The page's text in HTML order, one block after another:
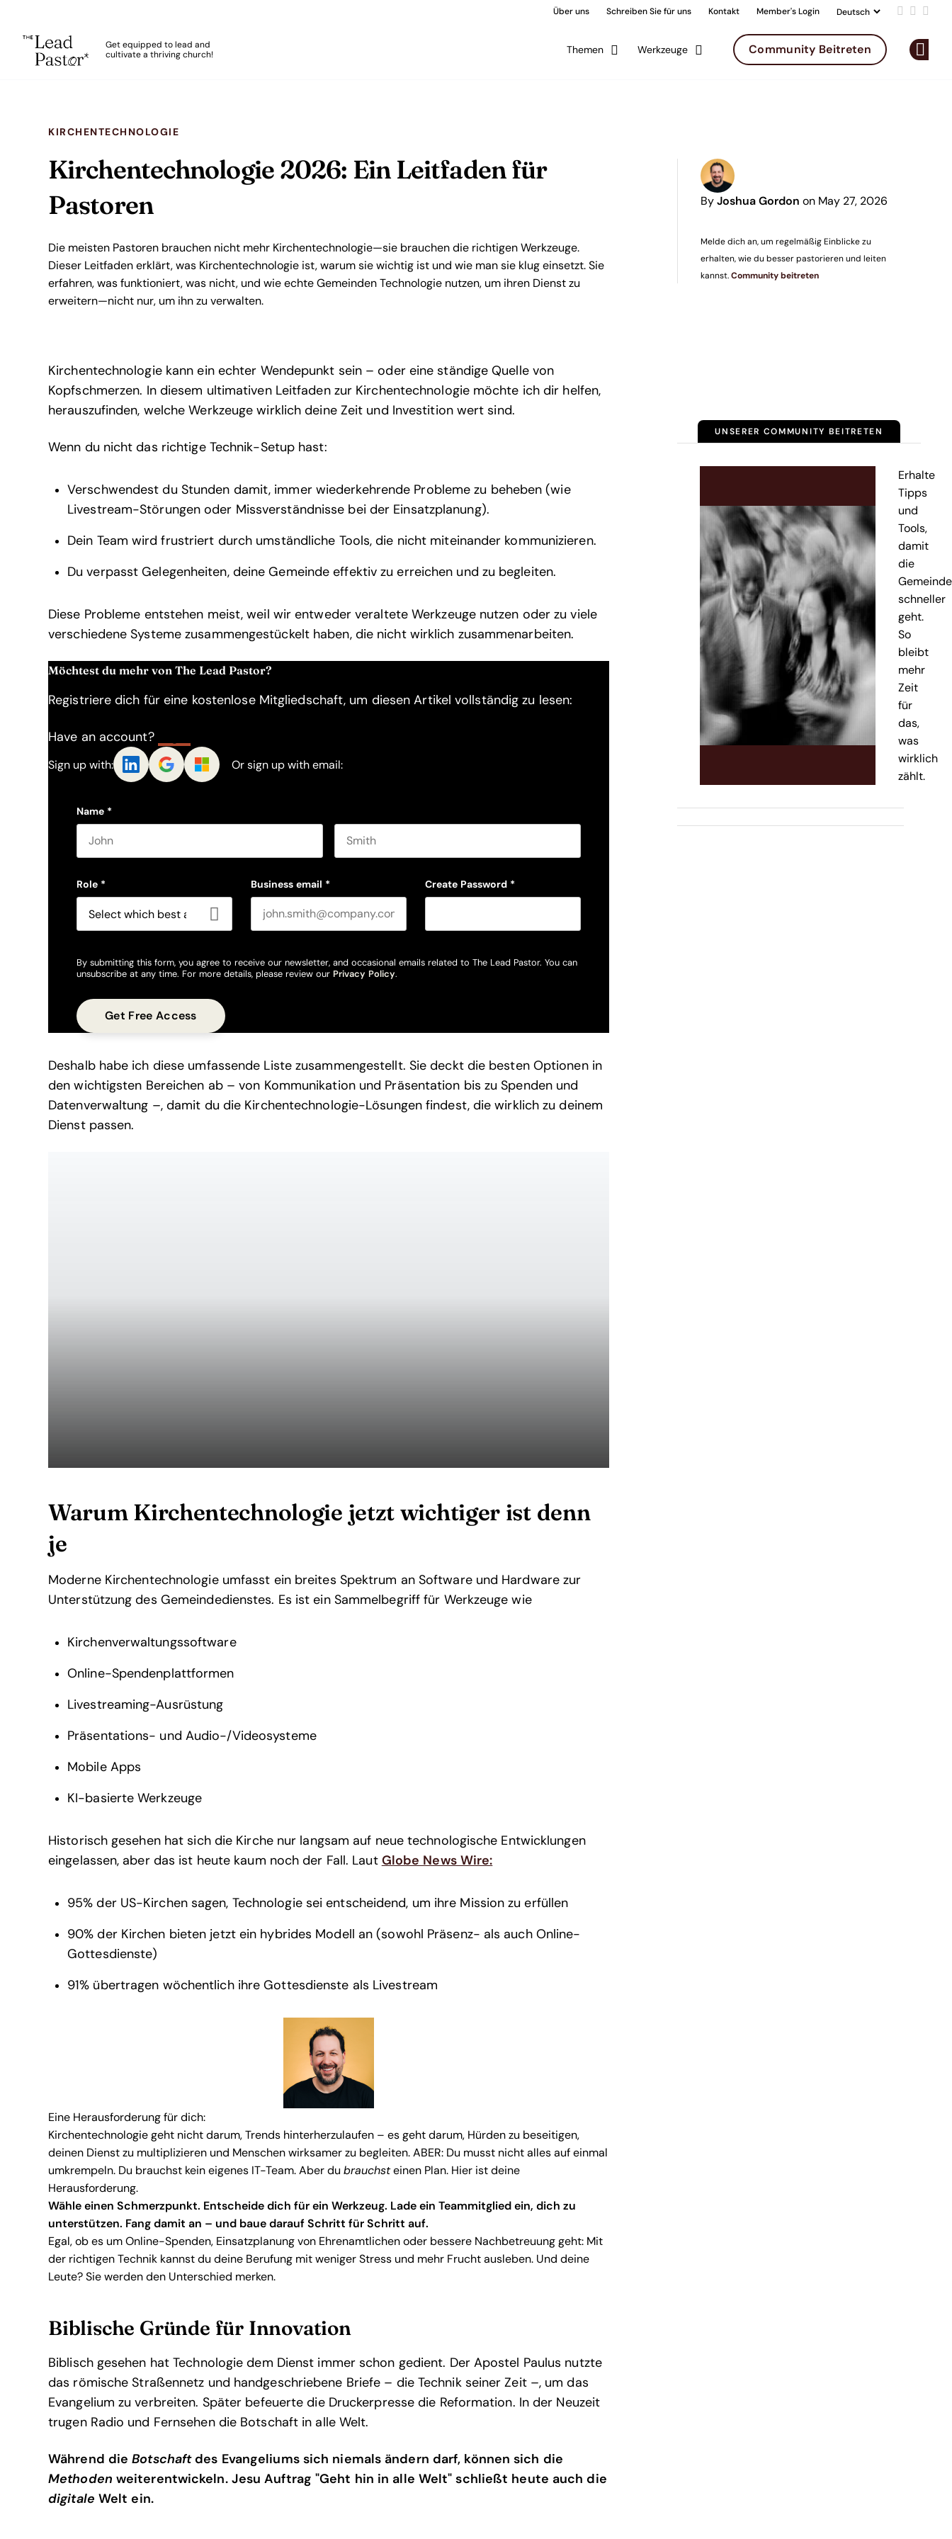
Über uns Schreiben Sie für uns Kontakt Member's Login Add us on
Follow
Get equipped to lead and
cultivate a thriving church!
Themen Werkzeuge Community Beitreten
KIRCHENTECHNOLOGIE
Kirchentechnologie 2026: Ein Leitfaden für
Pastoren
By Joshua Gordon on May 27, 2026
Melde dich an, um regelmäßig Einblicke zu
erhalten, wie du besser pastorieren und leiten
kannst. Community beitreten
Die meisten Pastoren brauchen nicht mehr Kirchentechnologie—sie brauchen die richtigen Werkzeuge.
Dieser Leitfaden erklärt, was Kirchentechnologie ist, warum sie wichtig ist und wie man sie klug einsetzt. Sie
erfahren, was funktioniert, was nicht, und wie echte Gemeinden Technologie nutzen, um ihren Dienst zu
erweitern—nicht nur, um ihn zu verwalten.
Kirchentechnologie kann ein echter Wendepunkt sein – oder eine ständige Quelle von
Kopfschmerzen. In diesem ultimativen Leitfaden zur Kirchentechnologie möchte ich dir helfen,
herauszufinden, welche Werkzeuge wirklich deine Zeit und Investition wert sind.
Wenn du nicht das richtige Technik-Setup hast:
Verschwendest du Stunden damit, immer wiederkehrende Probleme zu beheben (wie
Livestream-Störungen oder Missverständnisse bei der Einsatzplanung).
Dein Team wird frustriert durch umständliche Tools, die nicht miteinander kommunizieren.
Du verpasst Gelegenheiten, deine Gemeinde effektiv zu erreichen und zu begleiten.
Diese Probleme entstehen meist, weil wir entweder veraltete Werkzeuge nutzen oder zu viele
verschiedene Systeme zusammengestückelt haben, die nicht wirklich zusammenarbeiten.
Möchtest du mehr von The Lead Pastor?
Registriere dich für eine kostenlose Mitgliedschaft, um diesen Artikel vollständig zu lesen:
Have an account?
Sign up with: Or sign up with email:
Name *
Role * Business email * Create Password *
By submitting this form, you agree to receive our newsletter, and occasional emails related to The Lead Pastor. You can
unsubscribe at any time. For more details, please review our Privacy Policy.
Deshalb habe ich diese umfassende Liste zusammengestellt. Sie deckt die besten Optionen in
den wichtigsten Bereichen ab – von Kommunikation und Präsentation bis zu Spenden und
Datenverwaltung –, damit du die Kirchentechnologie-Lösungen findest, die wirklich zu deinem
Dienst passen.
Warum Kirchentechnologie jetzt wichtiger ist denn
je
Moderne Kirchentechnologie umfasst ein breites Spektrum an Software und Hardware zur
Unterstützung des Gemeindedienstes. Es ist ein Sammelbegriff für Werkzeuge wie
Kirchenverwaltungssoftware
Online-Spendenplattformen
Livestreaming-Ausrüstung
Präsentations- und Audio-/Videosysteme
Mobile Apps
KI-basierte Werkzeuge
Historisch gesehen hat sich die Kirche nur langsam auf neue technologische Entwicklungen
eingelassen, aber das ist heute kaum noch der Fall. Laut Globe News Wire:
95% der US-Kirchen sagen, Technologie sei entscheidend, um ihre Mission zu erfüllen
90% der Kirchen bieten jetzt ein hybrides Modell an (sowohl Präsenz- als auch Online-
Gottesdienste)
91% übertragen wöchentlich ihre Gottesdienste als Livestream
Eine Herausforderung für dich:
Kirchentechnologie geht nicht darum, Trends hinterherzulaufen – es geht darum, Hürden zu beseitigen,
deinen Dienst zu multiplizieren und Menschen wirksamer zu begleiten. ABER: Du musst nicht alles auf einmal
umkrempeln. Du brauchst kein eigenes IT-Team. Aber du brauchsteinen Plan. Hier ist deine
Herausforderung.
Wähle einen Schmerzpunkt. Entscheide dich für ein Werkzeug. Lade ein Teammitglied ein, dich zu
unterstützen. Fang damit an – und baue darauf Schritt für Schritt auf.
Egal, ob es um Online-Spenden, Einsatzplanung von Ehrenamtlichen oder bessere Nachbetreuung geht: Mit
der richtigen Technik kannst du deine Berufung mit weniger Stress und mehr Frucht ausleben. Und deine
Leute? Sie werden den Unterschied merken.
Biblische Gründe für Innovation
Biblisch gesehen hat Technologie dem Dienst immer schon gedient. Der Apostel Paulus nutzte
das römische Straßennetz und handgeschriebene Briefe – die Technik seiner Zeit –, um das
Evangelium zu verbreiten. Später befeuerte die Druckerpresse die Reformation. In der Neuzeit
trugen Radio und Fernsehen die Botschaft in alle Welt.
Während dieBotschaftdes Evangeliums sich niemals ändern darf, können sich die
Methoden weiterentwickeln. Jesu Auftrag "Geht hin in alle Welt" schließt heute auch die
digitale Welt ein.
UNSERER COMMUNITY BEITRETEN
Erhalte
Tipps
und
Tools,
damit
die
schneller
geht.
So
bleibt
mehr
Zeit
für
das,
was
wirklich
zählt.